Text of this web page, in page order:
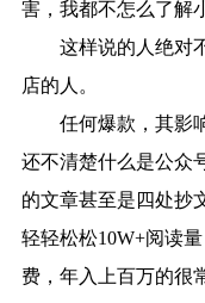
害，我都不怎么了解
这样说的人绝对
店的人。
任何爆款，其影
还不清楚什么是公众
的文章甚至是四处抄
轻轻松松10W+阅读
费，年入上百万的很